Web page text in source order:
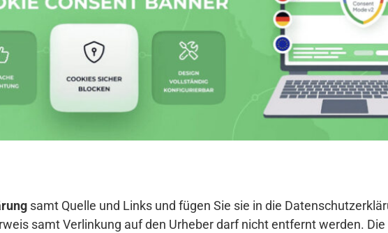
samt Quelle und Links und fügen Sie sie in die
samt Verlinkung auf den Urheber darf nicht entfernt werden.